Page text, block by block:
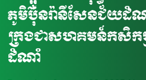
ភូមិប៊ុនរ៉ានីសែនជ័យដំ
ក្រង​ជាសហគមន៍កសិកម្
ដំណាំ